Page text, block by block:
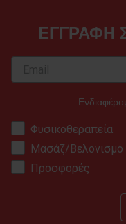
ΕΓΓΡΑΦΗ
Φυσικοθεραπεία
Μασάζ/Βελονισμό
Προσφορές